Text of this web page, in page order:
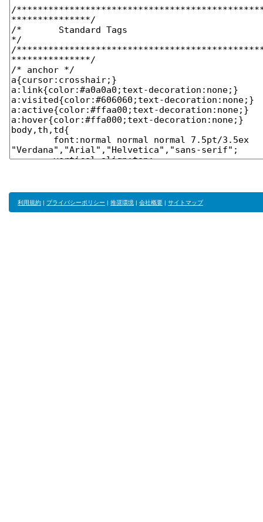
利用規約 | プライバシーポリシー | 推奨環境 | 会社概要 | サイトマップ